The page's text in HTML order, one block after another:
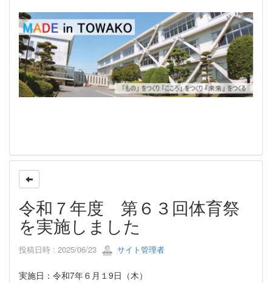
令和７年度 第６３回体育祭
を実施しました
投稿日時 : 2025/06/23 サイト管理者
実施日：令和7年６月１9日（木）